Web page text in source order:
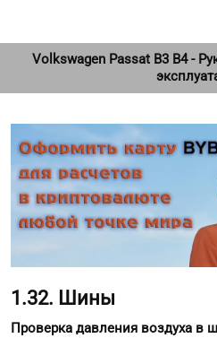
Volkswagen Passat B3 B4 -
1.32. Шины
Проверка давления воздуха в